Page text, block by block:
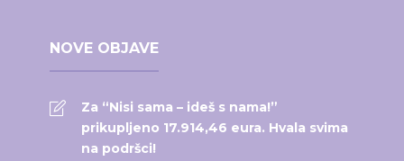
NOVE OBJAVE
Za “Nisi sama – ideš s nama!”
prikupljeno 17.914,46 eura. Hvala svima
na podršci!